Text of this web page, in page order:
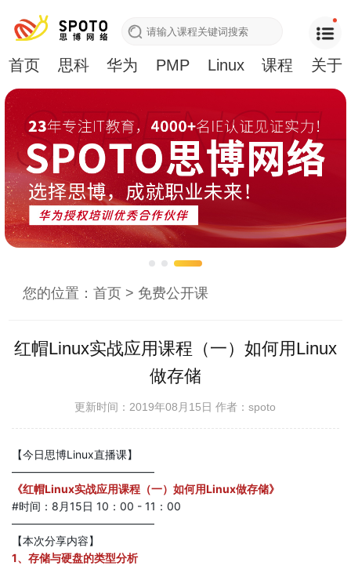
首页 思科 华为 PMP Linux 课程 关于
您的位置：首页 > 免费公开课
红帽Linux实战应用课程（一）如何用Linux
做存储
更新时间：2019年08月15日作者：spoto
【今日思博Linux直播课】
—————————————
《红帽Linux实战应用课程（一）如何用Linux做存储》
#时间：8月15日 10：00 - 11：00
—————————————
【本次分享内容】
1、存储与硬盘的类型分析